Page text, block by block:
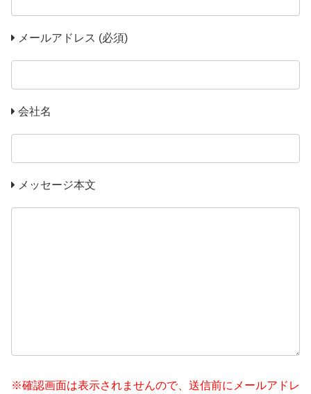
メールアドレス (必須)
会社名
メッセージ本文
※確認画面は表示されませんので、送信前にメールアドレ